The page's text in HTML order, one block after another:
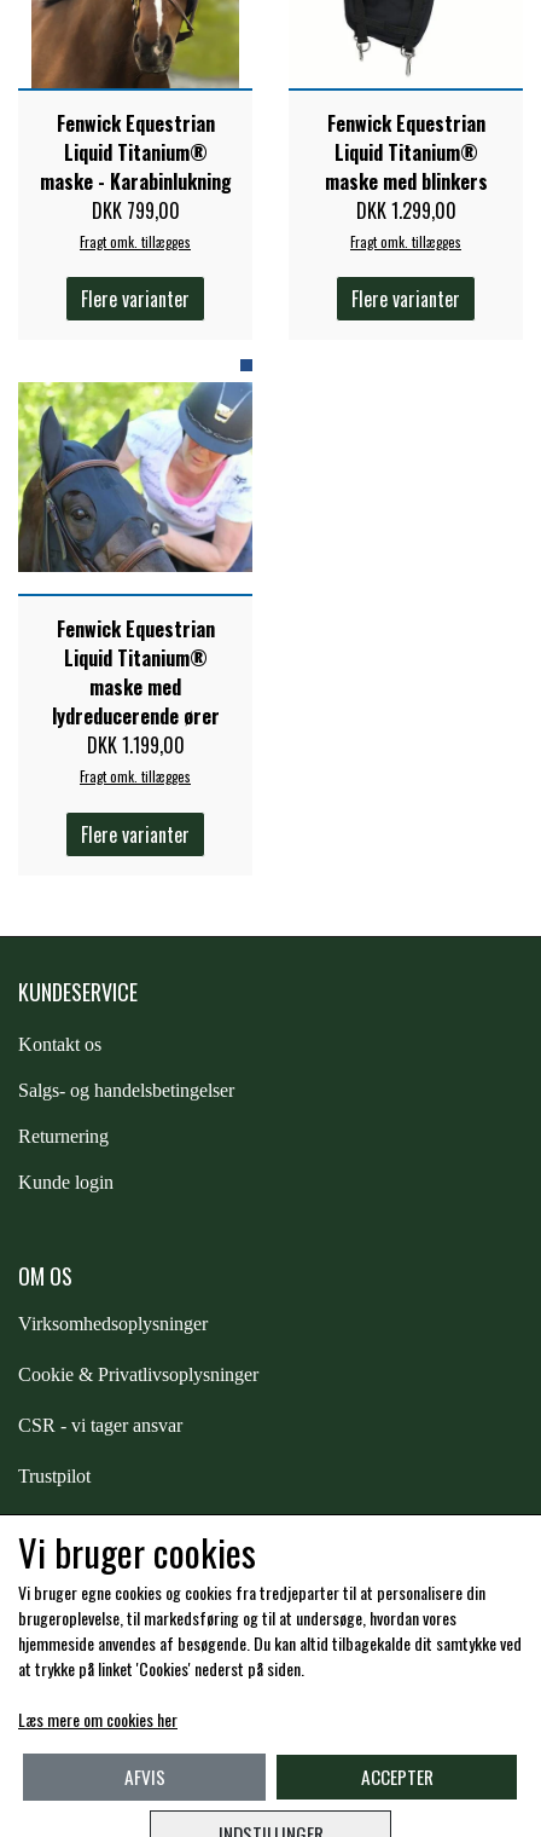
WAHLSTEN
WALDHAUSEN
WALSH
QHP -BRANDS OF Q
PREMIER EQUINE INSEKTBESKYTTELSE
Fenwick Equestrian
Liquid Titanium®
maske - Karabinlukning
DKK 799,00
Fragt omk. tillægges
Flere varianter
Fenwick Equestrian
Liquid Titanium®
maske med blinkers
DKK 1.299,00
Fragt omk. tillægges
Flere varianter
Fenwick Equestrian
Liquid Titanium®
maske med
lydreducerende ører
DKK 1.199,00
Fragt omk. tillægges
Flere varianter
KUNDESERVICE
Kontakt os
Salgs- og handelsbetingelser
Returnering
Kunde login
OM OS
Virksomhedsoplysninger
Cookie & Privatlivsoplysninger
CSR - vi tager ansvar
Trustpilot
Hos os kan du betale med:
Vi bruger cookies
Vi bruger egne cookies og cookies fra tredjeparter til at personalisere din
brugeroplevelse, til markedsføring og til at undersøge, hvordan vores
hjemmeside anvendes af besøgende. Du kan altid tilbagekalde dit samtykke ved
at trykke på linket 'Cookies' nederst på siden.
Læs mere om cookies her
AFVIS ACCEPTER